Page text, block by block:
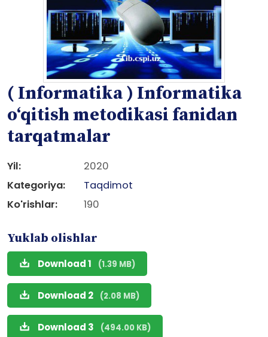
( Informatika ) Informatika
o‘qitish metodikasi fanidan
tarqatmalar
Yil:
2020
Kategoriya:
Taqdimot
Ko'rishlar:
190
Yuklab olishlar
Download 1 (1.39 MB)
Download 2 (2.08 MB)
Download 3 (494.00 KB)